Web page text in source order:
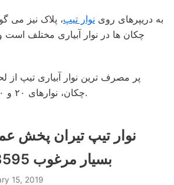
به دریپرهای روی نوار تیپ، پلاک نیز می
پر مصرف ترین نوار آبیاری تیپ از
چکان، نوارهای ۲۰ و ۳۰ سانتیمتر می باشند.
نوار تیپ تیران پخش
بسیار مرغوب 8595-331-0913
15, 2019